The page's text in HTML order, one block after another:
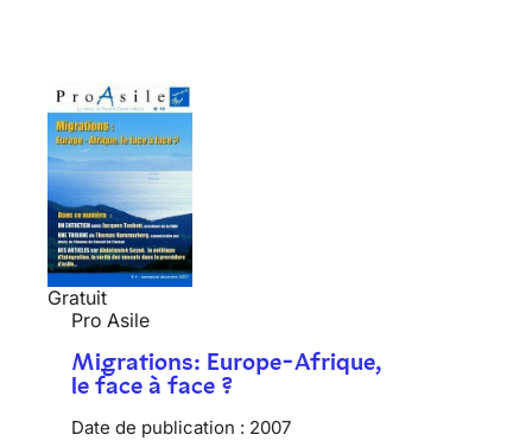
Gratuit
Pro Asile
Migrations: Europe-Afrique,
le face à face ?
Date de publication : 2007